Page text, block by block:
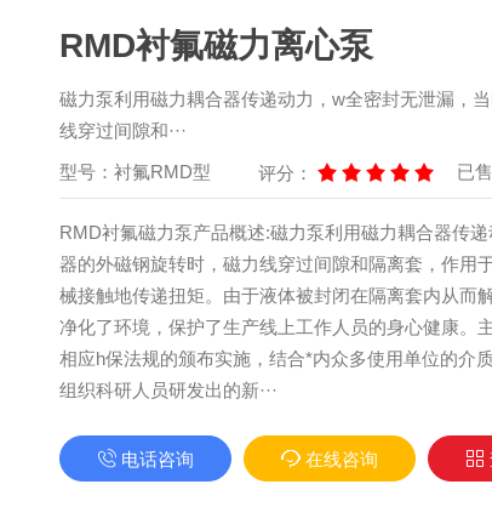
RMD衬氟磁力离心泵
磁力泵利用磁力耦合器传递动力，w全密封无泄漏，
线穿过间隙和···
型号：衬氟RMD型
评分： 已
RMD衬氟磁力泵产品概述:磁力泵利用磁力耦合器传
器的外磁钢旋转时，磁力线穿过间隙和隔离套，作用
械接触地传递扭矩。由于液体被封闭在隔离套内从而
净化了环境，保护了生产线上工作人员的身心健康。
相应h保法规的颁布实施，结合*内众多使用单位的介
组织科研人员研发出的新···
电话咨询 在线咨询